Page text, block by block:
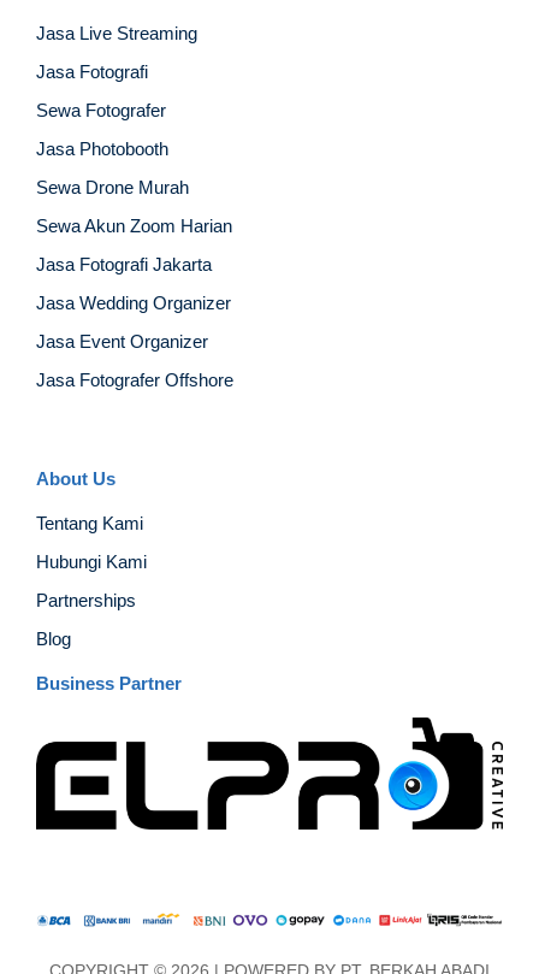
Jasa Live Streaming
Jasa Fotografi
Sewa Fotografer
Jasa Photobooth
Sewa Drone Murah
Sewa Akun Zoom Harian
Jasa Fotografi Jakarta
Jasa Wedding Organizer
Jasa Event Organizer
Jasa Fotografer Offshore
About Us
Tentang Kami
Hubungi Kami
Partnerships
Blog
Business Partner
COPYRIGHT © 2026 | POWERED BY PT. BERKAH ABADI